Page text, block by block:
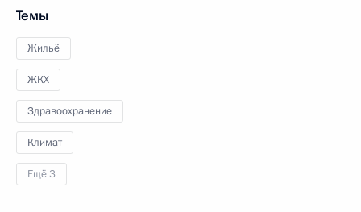
Темы
Жильё
ЖКХ
Здравоохранение
Климат
Ещё 3